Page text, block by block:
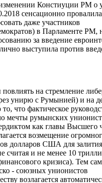
Констиуции РМ о
сенсационно
даже участников
в Парламенте РМ,
за введение
выступила против
на стремление
унирю с Румынией) и на
то, что фактическое
мечты румынских
как главы Высшего
возмещение
долларов США для
считая и не менее 10
кризиса). Тем
- союзных унионистов
возлагается